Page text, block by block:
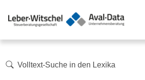
Volltext-Suche in den Lexika